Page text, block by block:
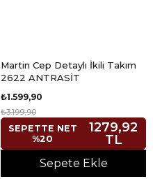
Martin Cep Detaylı İkili Takım
2622 ANTRASİT
₺1.599,90
₺3.199,90
SEPETTE NET
%20
1279,92
TL
Sepete Ekle